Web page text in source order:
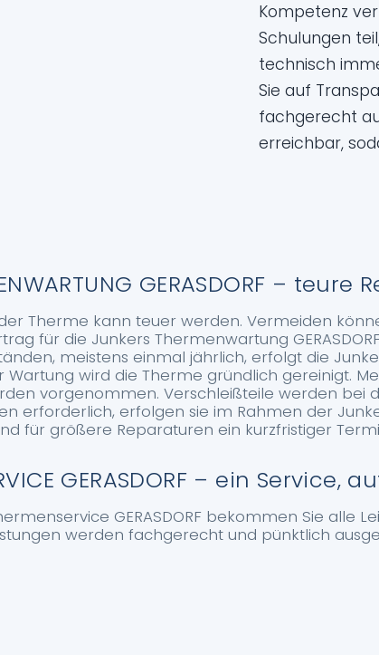
Kompetenz
Schulungen
technisch
Sie auf
fachgerecht
erreichbar,
GERASDORF –
Therme kann teuer werden. Vermeiden
für die Junkers Thermenwartung
meistens einmal jährlich, erfolgt die
Wartung wird die Therme gründlich gereinigt.
vorgenommen. Verschleißteile werden bei
erforderlich, erfolgen sie im Rahmen der
für größere Reparaturen ein kurzfristiger
GERASDORF – ein
GERASDORF bekommen Sie alle
werden fachgerecht und pünktlich